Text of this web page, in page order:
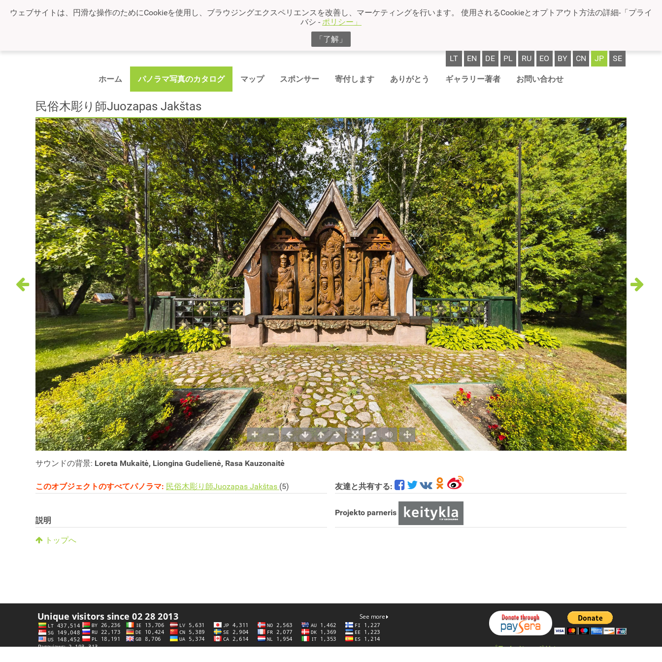
ウェブサイトは、円滑な操作のためにCookieを使用し、ブラウジングエクスペリエンスを改善し、マーケティングを行います。 使用されるCookieとオプトアウト方法の詳細-「プライ
バシ - ポリシー」
「了解」
LT EN DE PL RU EO BY CN JP SE
ホーム パノラマ写真のカタログ マップ スポンサー 寄付します ありがとう ギャラリー著者 お問い合わせ
民俗木彫り師Juozapas Jakštas
サウンドの背景: Loreta Mukaitė, Liongina Gudelienė, Rasa Kauzonaitė
友達と共有する:
Projekto parneris
このオブジェクトのすべてパノラマ: 民俗木彫り師Juozapas Jakštas (5)
説明
トップへ
プライバシーポリシー